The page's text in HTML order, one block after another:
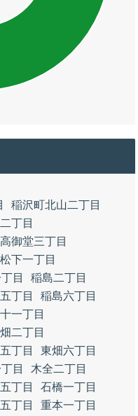
稲沢町北山二丁目
丁目
高御堂三丁目
松下一丁目
目
稲島二丁目
丁目
稲島六丁目
一丁目
二丁目
丁目
東畑六丁目
目
木全二丁目
丁目
石橋一丁目
丁目 重本一丁目